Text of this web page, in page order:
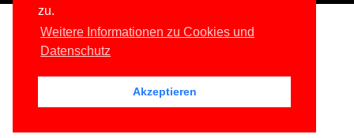
zu.
Weitere Informationen zu Cookies und
Datenschutz
Akzeptieren